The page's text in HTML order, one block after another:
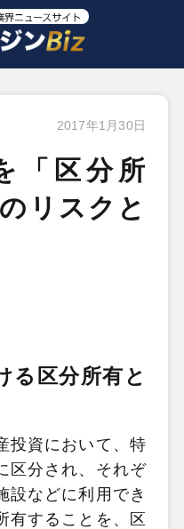
2017年1月30日
「区分所
リスクと
る区分所有と
投資において、特
区分され、それぞ
設などに利用でき
有することを、区